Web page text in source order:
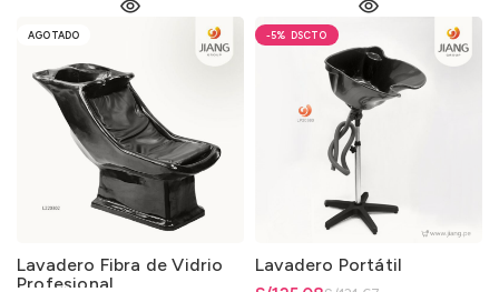
AGOTADO
Lavadero Fibra de Vidrio
Profesional
-5%
Lavadero Portátil